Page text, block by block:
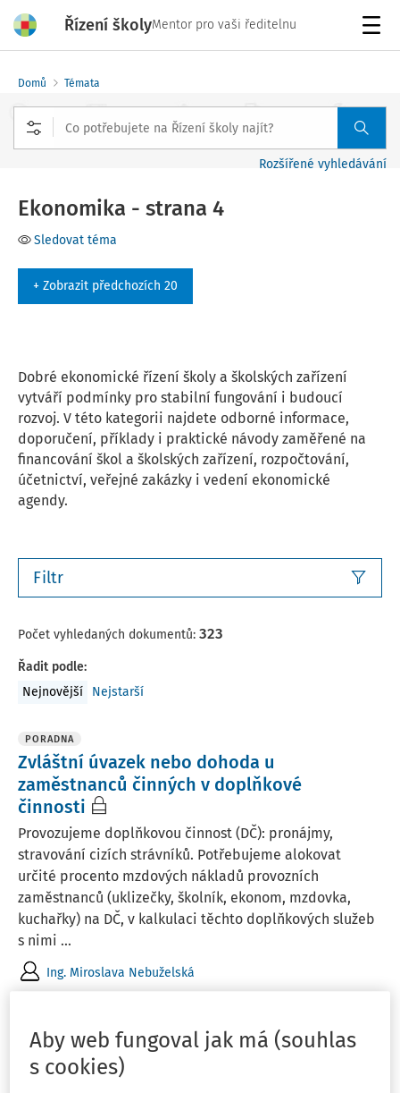
Řízení školyMentor pro vaši ředitelnu
Domů Témata
Rozšířené vyhledávání
Ekonomika - strana 4
Sledovat téma
+ Zobrazit předchozích 20
Dobré ekonomické řízení školy a školských zařízení
vytváří podmínky pro stabilní fungování i budoucí
rozvoj. V této kategorii najdete odborné informace,
doporučení, příklady i praktické návody zaměřené na
financování škol a školských zařízení, rozpočtování,
účetnictví, veřejné zakázky i vedení ekonomické
agendy.
Filtr
Počet vyhledaných dokumentů: 323
Řadit podle:
Nejnovější
Nejstarší
PORADNA
Zvláštní úvazek nebo dohoda u
zaměstnanců činných v doplňkové
činnosti
Provozujeme doplňkovou činnost (DČ): pronájmy,
stravování cizích strávníků. Potřebujeme alokovat
určité procento mzdových nákladů provozních
zaměstnanců (uklizečky, školník, ekonom, mzdovka,
kuchařky) na DČ, v kalkulaci těchto doplňkových služeb
s nimi ...
Ing. Miroslava Nebuželská
PORADNA
Aby web fungoval jak má (souhlas
s cookies)